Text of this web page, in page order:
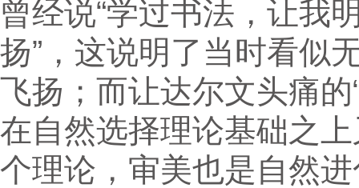
曾经说“学过书法，让我
扬”，这说明了当时看似
飞扬；而让达尔文头痛
在自然选择理论基础之
个理论，审美也是自然